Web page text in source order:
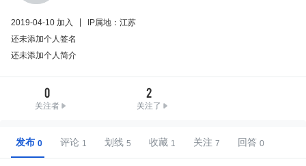
2019-04-10 加入
IP属地：江苏
还未添加个人签名
还未添加个人简介
0
关注者
2
关注了
发布 评论 划线 收藏 关注 回答